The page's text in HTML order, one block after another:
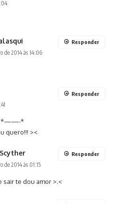
de 2014 às 14:06
Responder
… *——-*
quero!!! ><
Responder
de 2014 às 01:15
sair te dou amor >.<
Responder